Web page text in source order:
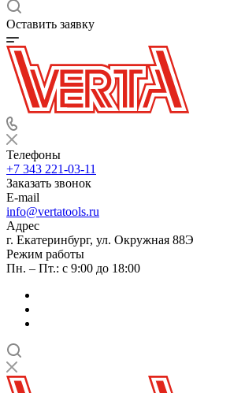
Оставить заявку
Телефоны
+7 343 221-03-11
Заказать звонок
E-mail
info@vertatools.ru
Адрес
г. Екатеринбург, ул. Окружная 88Э
Режим работы
Пн. – Пт.: с 9:00 до 18:00